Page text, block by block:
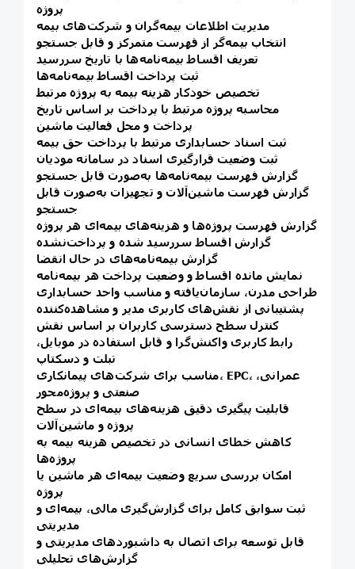
پروژه
مدیریت اطلاعات بیمه‌گران و شرکت‌های بیمه
انتخاب بیمه‌گر از فهرست متمرکز و قابل جستجو
تعریف اقساط بیمه‌نامه‌ها با تاریخ سررسید
ثبت پرداخت اقساط بیمه‌نامه‌ها
تخصیص خودکار هزینه بیمه به پروژه مرتبط
محاسبه پروژه مرتبط با پرداخت بر اساس تاریخ
پرداخت و محل فعالیت ماشین
ثبت اسناد حسابداری مرتبط با پرداخت حق بیمه
ثبت وضعیت قرارگیری اسناد در سامانه مودیان
گزارش فهرست بیمه‌نامه‌ها به‌صورت قابل جستجو
گزارش فهرست ماشین‌آلات و تجهیزات به‌صورت قابل
جستجو
گزارش فهرست پروژه‌ها و هزینه‌های بیمه‌ای هر پروژه
گزارش اقساط سررسید شده و پرداخت‌نشده
گزارش بیمه‌نامه‌های در حال انقضا
نمایش مانده اقساط و وضعیت پرداخت هر بیمه‌نامه
طراحی مدرن، سازمان‌یافته و مناسب واحد حسابداری
پشتیبانی از نقش‌های کاربری مدیر و مشاهده‌کننده
کنترل سطح دسترسی کاربران بر اساس نقش
رابط کاربری واکنش‌گرا و قابل استفاده در موبایل،
تبلت و دسکتاپ
مناسب برای شرکت‌های پیمانکاری، EPC، عمرانی،
صنعتی و پروژه‌محور
قابلیت پیگیری دقیق هزینه‌های بیمه‌ای در سطح
پروژه و ماشین‌آلات
کاهش خطای انسانی در تخصیص هزینه بیمه به
پروژه‌ها
امکان بررسی سریع وضعیت بیمه‌ای هر ماشین یا
پروژه
ثبت سوابق کامل برای گزارش‌گیری مالی، بیمه‌ای و
مدیریتی
قابل توسعه برای اتصال به داشبوردهای مدیریتی و
گزارش‌های تحلیلی